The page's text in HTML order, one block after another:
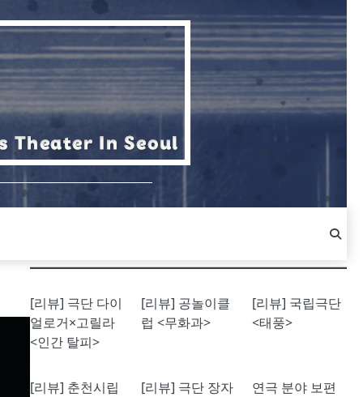
[리뷰] 극단 다이
얼로거×고릴라
<인간 탈피>
[리뷰] 공놀이클
럽 <무화과>
[리뷰] 국립극단
<태풍>
[리뷰] 춘천시립
[리뷰] 극단 장자
연극 분야 보편